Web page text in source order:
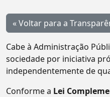
« Voltar para a
Cabe à Administração
sociedade por iniciativa
independentemente de
Conforme a Lei